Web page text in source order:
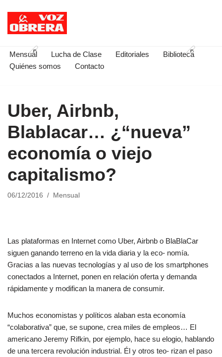
Saltar
contenido
Mensual Lucha de Clase Editoriales
Biblioteca
Quiénes somos
Contacto
Uber, Airbnb,
Blablacar… ¿“nueva”
economía o viejo
capitalismo?
06/12/2016 Mensual
Las plataformas en Internet como Uber, Airbnb o BlaBlaCar
siguen ganando terreno en la vida diaria y la eco- nomía.
Gracias a las nuevas tecnologías y al uso de los smartphones
conectados a Internet, ponen en relación oferta y demanda
rápidamente y modifican la manera de consumir.
Muchos economistas y políticos alaban esta economía
“colaborativa” que, se supone, crea miles de empleos… El
americano Jeremy Rifkin, por ejemplo, hace su elogio, hablando
de una tercera revolución industrial. Él y otros teo- rizan el paso